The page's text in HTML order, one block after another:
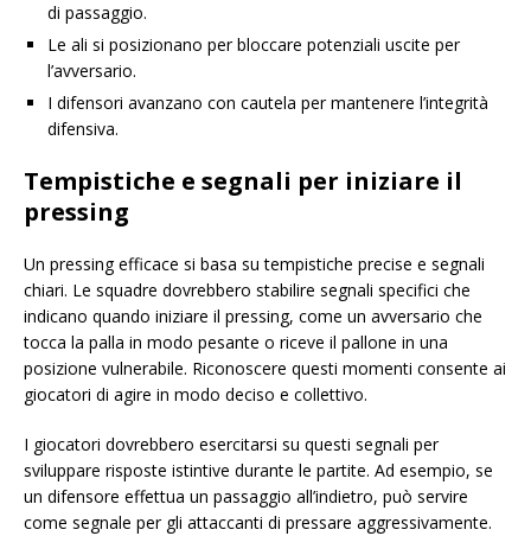
di passaggio.
Le ali si posizionano per bloccare potenziali uscite per
l’avversario.
I difensori avanzano con cautela per mantenere l’integrità
difensiva.
Tempistiche e segnali per iniziare il
pressing
Un pressing efficace si basa su tempistiche precise e segnali
chiari. Le squadre dovrebbero stabilire segnali specifici che
indicano quando iniziare il pressing, come un avversario che
tocca la palla in modo pesante o riceve il pallone in una
posizione vulnerabile. Riconoscere questi momenti consente ai
giocatori di agire in modo deciso e collettivo.
I giocatori dovrebbero esercitarsi su questi segnali per
sviluppare risposte istintive durante le partite. Ad esempio, se
un difensore effettua un passaggio all’indietro, può servire
come segnale per gli attaccanti di pressare aggressivamente.